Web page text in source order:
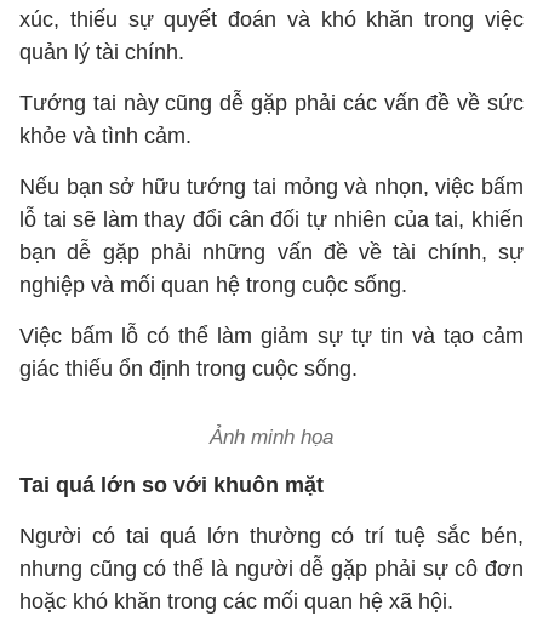
xúc, thiếu sự quyết đoán và khó khăn trong việc
quản lý tài chính.
Tướng tai này cũng dễ gặp phải các vấn đề về sức
khỏe và tình cảm.
Nếu bạn sở hữu tướng tai mỏng và nhọn, việc bấm
lỗ tai sẽ làm thay đổi cân đối tự nhiên của tai, khiến
bạn dễ gặp phải những vấn đề về tài chính, sự
nghiệp và mối quan hệ trong cuộc sống.
Việc bấm lỗ có thể làm giảm sự tự tin và tạo cảm
giác thiếu ổn định trong cuộc sống.
Ảnh minh họa
Tai quá lớn so với khuôn mặt
Người có tai quá lớn thường có trí tuệ sắc bén,
nhưng cũng có thể là người dễ gặp phải sự cô đơn
hoặc khó khăn trong các mối quan hệ xã hội.